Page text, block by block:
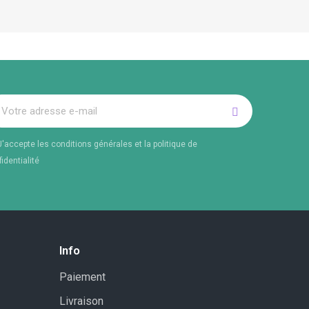
les conditions générales et la politique de
Info
Paiement
Livraison